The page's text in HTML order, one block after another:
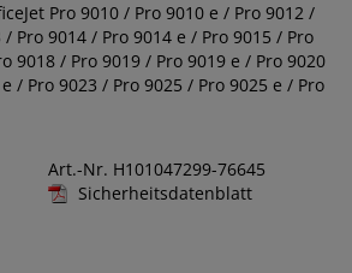
Pro 9010 / Pro 9010 e / Pro 9012 /
Pro 9014 / Pro 9014 e / Pro 9015 / Pro
9018 / Pro 9019 / Pro 9019 e / Pro 9020
/ Pro 9023 / Pro 9025 / Pro 9025 e / Pro
Art.-Nr. H101047299-76645
Sicherheitsdatenblatt